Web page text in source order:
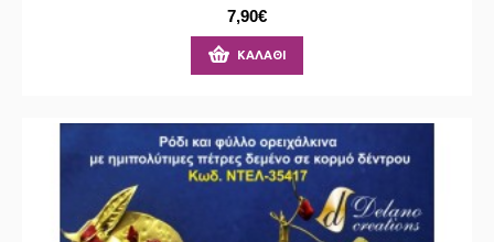
7,90€
ΚΑΛΆΘΙ